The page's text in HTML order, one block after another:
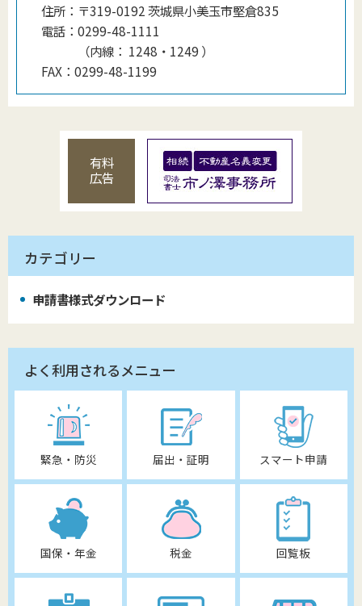
住所： 〒319-0192 茨城県小美玉市堅倉835
電話： 0299-48-1111
（内線 ： 1248・1249 ）
FAX： 0299-48-1199
有料
広告
カテゴリー
申請書様式ダウンロード
よく利用されるメニュー
緊急・防災 届出・証明 スマート申請
国保・年金 税金 回覧板